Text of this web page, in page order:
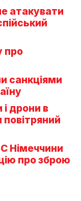
атакувати
про
санкціями
і дрони в
повітряний
Німеччини
про зброю